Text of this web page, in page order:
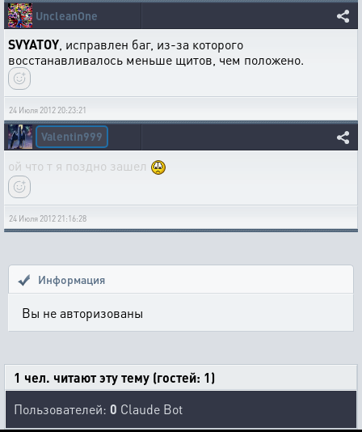
UncleanOne
SVYATOY , исправлен баг, из-за которого
восстанавливалось меньше щитов, чем положено.
24 Июля 2012 20:23:21
Valentin999
ой что т я поздно зашел
24 Июля 2012 21:16:28
Информация
Вы не авторизованы
1 чел. читают эту тему (гостей: 1)
Пользователей: 0 Claude Bot